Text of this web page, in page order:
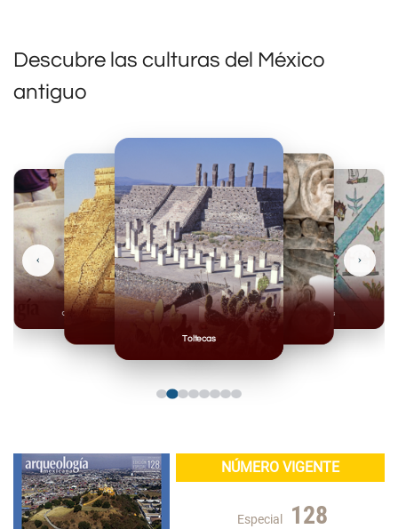
Descubre las culturas del México
antiguo
Toltecas
Mexicas
Olmecas
‹ ›
NÚMERO VIGENTE
Especial 128